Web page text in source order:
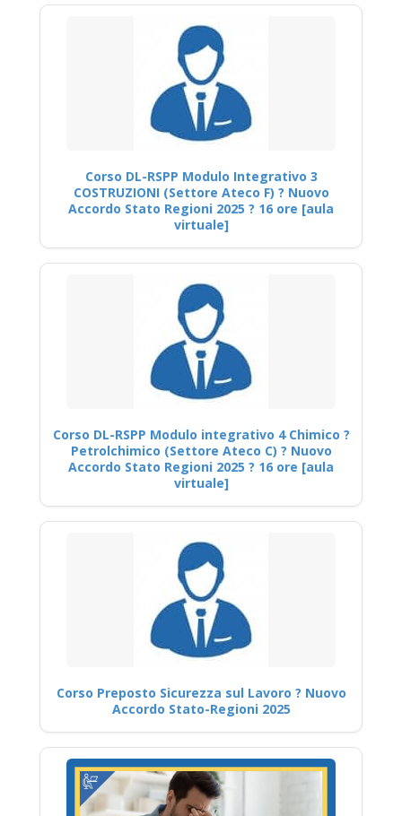
Corso DL-RSPP Modulo Integrativo 3
COSTRUZIONI (Settore Ateco F) ? Nuovo
Accordo Stato Regioni 2025 ? 16 ore [aula
virtuale]
Corso DL-RSPP Modulo integrativo 4 Chimico ?
Petrolchimico (Settore Ateco C) ? Nuovo
Accordo Stato Regioni 2025 ? 16 ore [aula
virtuale]
Corso Preposto Sicurezza sul Lavoro ? Nuovo
Accordo Stato-Regioni 2025